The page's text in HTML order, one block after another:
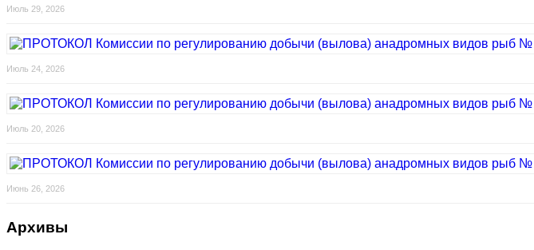
Июль 29, 2026
Июль 24, 2026
Июль 20, 2026
Июнь 26, 2026
Архивы